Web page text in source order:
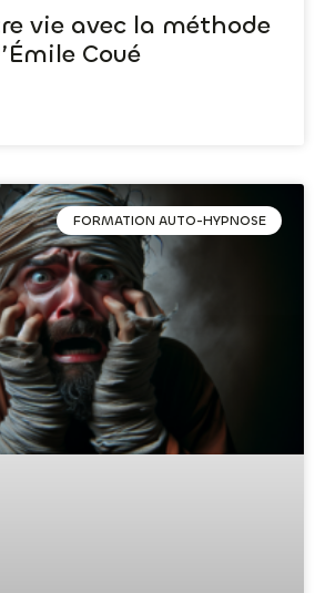
vie avec la méthode
Coué
FORMATION AUTO-HYPNOSE